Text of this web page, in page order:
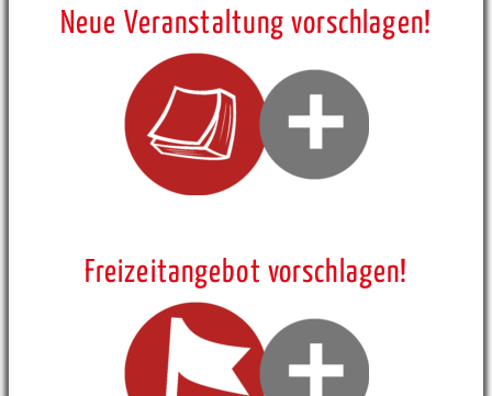
Neue Veranstaltung vorschlagen!
Freizeitangebot vorschlagen!